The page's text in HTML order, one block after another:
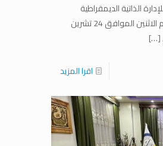
الذاتية الديمقراطية
لإقليم شمال وشرق سوريا، يوم الاثنين الموافق 24 تشرين
[…]
اقرا المزيد